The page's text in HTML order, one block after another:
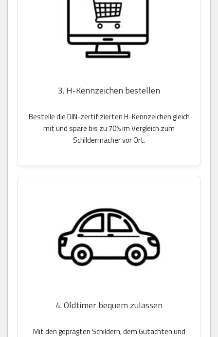
3. H-Kennzeichen bestellen
Bestelle die DIN-zertifizierten H-Kennzeichen gleich
mit und spare bis zu 70% im Vergleich zum
Schildermacher vor Ort.
4. Oldtimer bequem zulassen
Mit den geprägten Schildern, dem Gutachten und